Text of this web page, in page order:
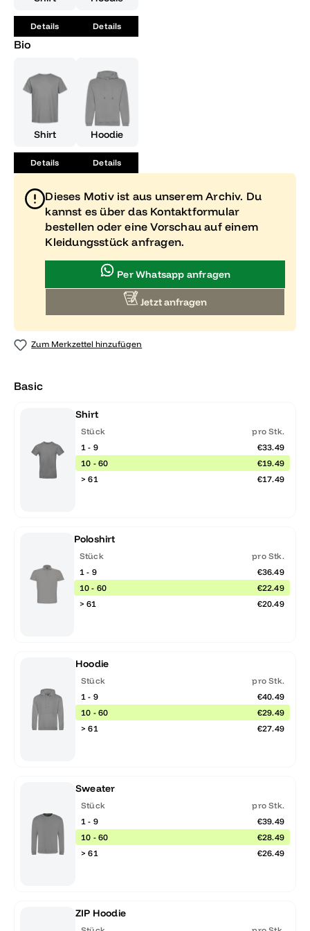
Details Details
Bio
Shirt
Details
Hoodie
Details
Dieses Motiv ist aus unserem Archiv. Du
kannst es über das Kontaktformular
bestellen oder eine Vorschau auf einem
Kleidungsstück anfragen.
Per Whatsapp anfragen
Jetzt anfragen
Zum Merkzettel hinzufügen
Basic
Shirt
Stück
pro Stk.
1 - 9
€33.49
10 - 60
€19.49
> 61
€17.49
Poloshirt
Stück
pro Stk.
1 - 9
€36.49
10 - 60
€22.49
> 61
€20.49
Hoodie
Stück
pro Stk.
1 - 9
€40.49
10 - 60
€29.49
> 61
€27.49
Sweater
Stück
pro Stk.
1 - 9
€39.49
10 - 60
€28.49
> 61
€26.49
ZIP Hoodie